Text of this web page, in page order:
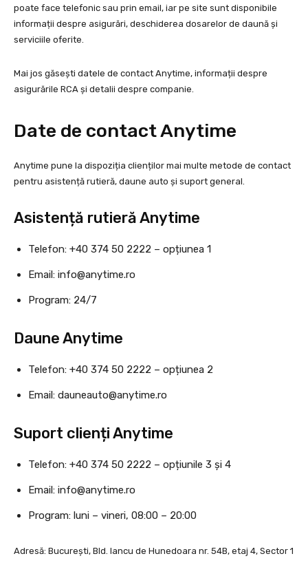
poate face telefonic sau prin email, iar pe site sunt disponibile
informații despre asigurări, deschiderea dosarelor de daună și
serviciile oferite.
Mai jos găsești datele de contact Anytime, informații despre
asigurările RCA și detalii despre companie.
Date de contact Anytime
Anytime pune la dispoziția clienților mai multe metode de contact
pentru asistență rutieră, daune auto și suport general.
Asistență rutieră Anytime
Telefon: +40 374 50 2222 – opțiunea 1
Email: info@anytime.ro
Program: 24/7
Daune Anytime
Telefon: +40 374 50 2222 – opțiunea 2
Email: dauneauto@anytime.ro
Suport clienți Anytime
Telefon: +40 374 50 2222 – opțiunile 3 și 4
Email: info@anytime.ro
Program: luni – vineri, 08:00 – 20:00
Adresă: București, Bld. Iancu de Hunedoara nr. 54B, etaj 4, Sector 1